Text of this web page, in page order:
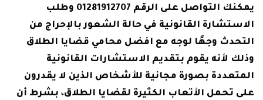
يمكنك التواصل على الرقم 01281912707 وطلب
الاستشارة القانونية في حالة الشعور بالإحراج من
التحدث وجهًا لوجه مع افضل محامي قضايا الطلاق
وذلك لأنه يقوم بتقديم الاستشارات القانونية
المتعددة بصورة مجانية للأشخاص الذين لا يقدرون
على تحمل الأتعاب الكثيرة لقضايا الطلاق، بشرط أن